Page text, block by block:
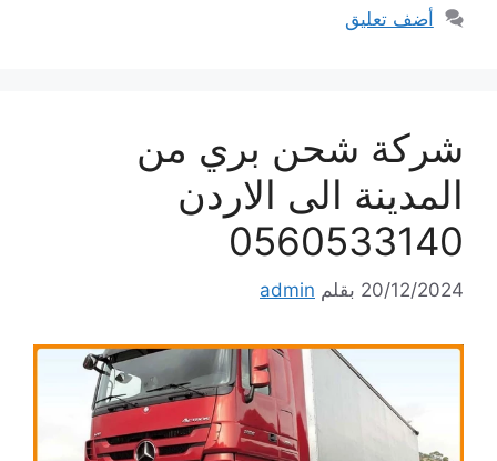
أضف تعليق
شركة شحن بري من
المدينة الى الاردن
0560533140
20/12/2024 بقلم admin